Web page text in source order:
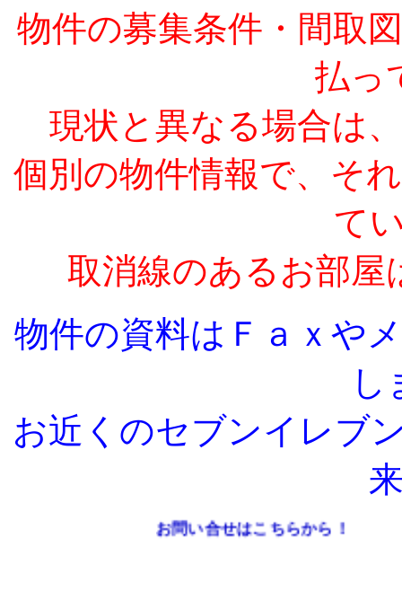
物件の募集条件・間取
払っ
現状と異なる場合は
個別の物件情報で、そ
て
取消線のあるお部屋
物件の資料はＦａｘや
し
お近くのセブンイレブ
お問い合せはこちらから！